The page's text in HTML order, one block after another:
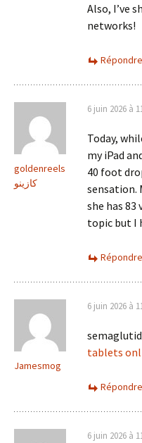
Also, I’ve
networks!
Répondre
goldenreels
كازينو
6 juin 2026 à
Today,
my iPad
40 foot
sensation.
she has
topic but I
Répondre
Jamesmog
6 juin 2026 à
tablets
Répondre
6 juin 2026 à